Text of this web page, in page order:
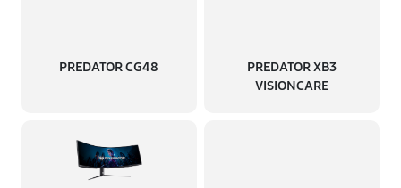
PREDATOR CG48
PREDATOR XB3
VISIONCARE